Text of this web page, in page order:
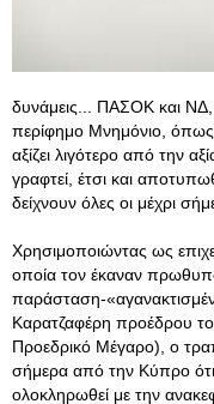
δυνάμεις... ΠΑΣΟΚ και
περίφημο Μνημόνιο, όπως
αξίζει λιγότερο από την
γραφτεί, έτσι και
δείχνουν όλες οι μέχρι
Χρησιμοποιώντας ως
οποία τον έκαναν
παράσταση-
Καρατζαφέρη προέδρου
Προεδρικό Μέγαρο), ο
σήμερα από την Κύπρο
ολοκληρωθεί με την